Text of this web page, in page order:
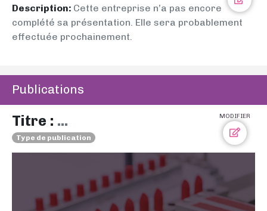
Description: Cette entreprise n’a pas encore
complété sa présentation. Elle sera probablement
effectuée prochainement.
Publications
MODIFIER
Titre : ...
Type de publication